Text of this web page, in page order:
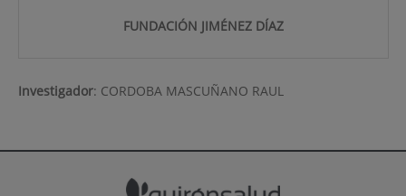
FUNDACIÓN JIMÉNEZ DÍAZ
Investigador: CORDOBA MASCUÑANO RAUL